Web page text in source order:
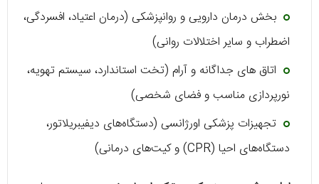
بخش درمان دارویی و روانپزشکی (درمان اعتیاد، افسردگی،
اضطراب و سایر اختلالات روانی)
اتاق های جداگانه و آرام (تخت‌ استاندارد، سیستم تهویه،
نورپردازی مناسب و فضای شخصی)
تجهیزات پزشکی اورژانسی (دستگاه‌های دیفیبریلاتور،
دستگاه‌های احیا (CPR) و کیت‌های درمانی)